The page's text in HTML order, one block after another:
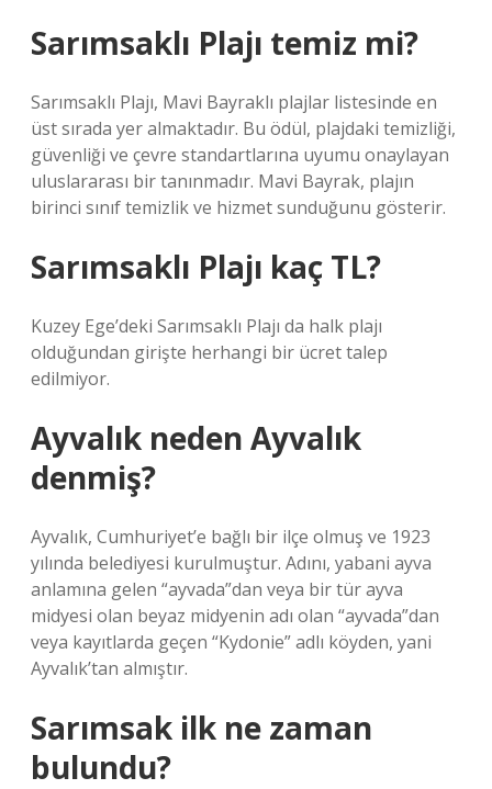
Sarımsaklı Plajı temiz mi?
Sarımsaklı Plajı, Mavi Bayraklı plajlar listesinde en
üst sırada yer almaktadır. Bu ödül, plajdaki temizliği,
güvenliği ve çevre standartlarına uyumu onaylayan
uluslararası bir tanınmadır. Mavi Bayrak, plajın
birinci sınıf temizlik ve hizmet sunduğunu gösterir.
Sarımsaklı Plajı kaç TL?
Kuzey Ege’deki Sarımsaklı Plajı da halk plajı
olduğundan girişte herhangi bir ücret talep
edilmiyor.
Ayvalık neden Ayvalık
denmiş?
Ayvalık, Cumhuriyet’e bağlı bir ilçe olmuş ve 1923
yılında belediyesi kurulmuştur. Adını, yabani ayva
anlamına gelen “ayvada”dan veya bir tür ayva
midyesi olan beyaz midyenin adı olan “ayvada”dan
veya kayıtlarda geçen “Kydonie” adlı köyden, yani
Ayvalık’tan almıştır.
Sarımsak ilk ne zaman
bulundu?